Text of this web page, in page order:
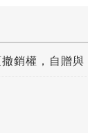
銷權，自贈與